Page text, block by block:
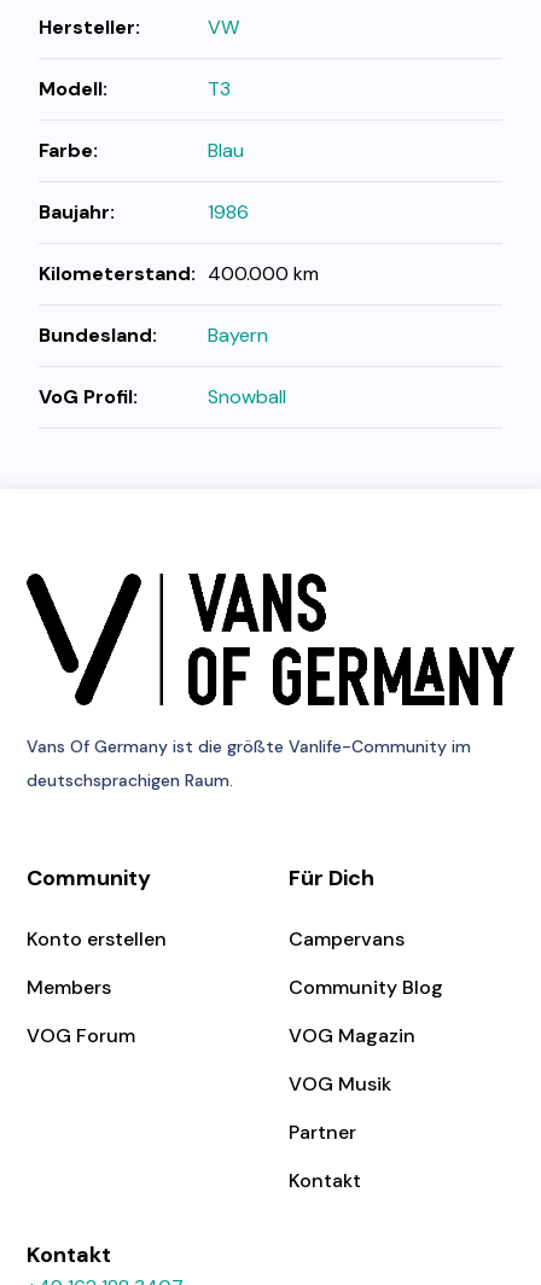
Hersteller: VW
Modell: T3
Farbe: Blau
Baujahr: 1986
Kilometerstand: 400.000 km
Bundesland: Bayern
VoG Profil: Snowball
Vans Of Germany ist die größte Vanlife-Community im
deutschsprachigen Raum.
Community
Konto erstellen
Members
VOG Forum
Für Dich
Campervans
Community Blog
VOG Magazin
VOG Musik
Partner
Kontakt
Kontakt